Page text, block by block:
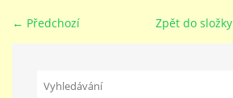
DOKUMENTY / KE STAŽENÍ
KURZY
← Předchozí Zpět do složky